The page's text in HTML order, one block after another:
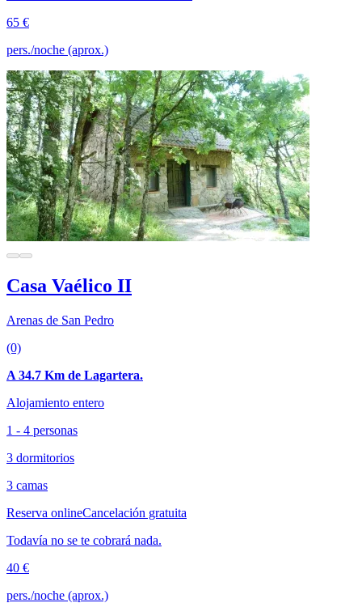
65 €
pers./noche (aprox.)
Casa Vaélico II
Arenas de San Pedro
(0)
A 34.7 Km de Lagartera.
Alojamiento entero
1 - 4 personas
3 dormitorios
3 camas
Reserva onlineCancelación gratuita
Todavía no se te cobrará nada.
40 €
pers./noche (aprox.)